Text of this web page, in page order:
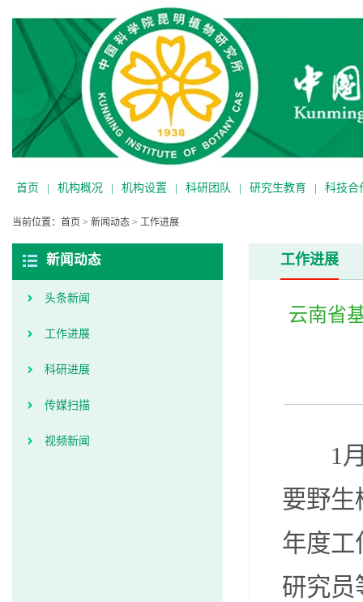
首页 | 机构概况 | 机构设置 | 科研团队 | 研究生教育 | 科技合
当前位置： 首页 > 新闻动态 > 工作进展
新闻动态
头条新闻
工作进展
科研进展
传媒扫描
视频新闻
工作进展
云南省
1
要野生
年度工
研究员